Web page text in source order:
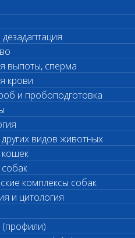
выпоты, сперма
крови
и пробоподготовка
других видов животных
кошек
собак
комплексы собак
и цитология
КЛИЕНТЫ!